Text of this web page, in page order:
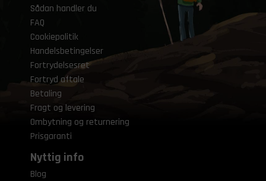
Sådan handler du
FAQ
Cookiepolitik
Handelsbetingelser
Fortrydelsesret
Fortryd aftale
Betaling
Fragt og levering
Ombytning og returnering
Prisgaranti
Nyttig info
Blog